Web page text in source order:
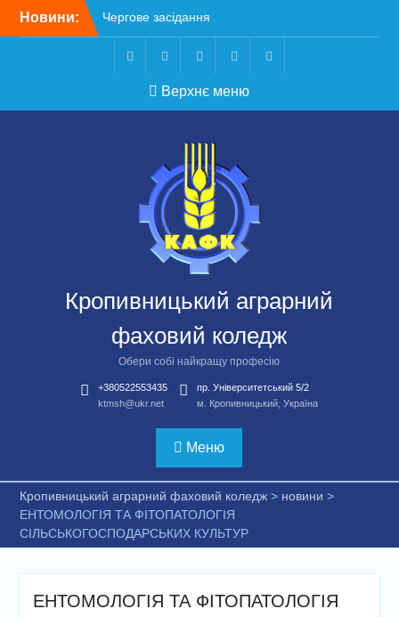
Новини:
Чергове засідання
стипендіальної комісії:
основні рішення
Небезпечні розваги
можуть коштувати життя
Крок до сучасної
Щасливої дороги,
випускники!
ВСТУП-2026
TelegramFacebookInstagram Youtube
Верхнє меню
Кропивницький аграрний
фаховий коледж
Обери собі найкращу професію
+380522553435
ktmsh@ukr.net
пр. Університетський 5/2
м. Кропивницький, Україна
Меню
Кропивницький аграрний фаховий коледж> новини >
ЕНТОМОЛОГІЯ ТА ФІТОПАТОЛОГІЯ
СІЛЬСЬКОГОСПОДАРСЬКИХ КУЛЬТУР
ЕНТОМОЛОГІЯ ТА ФІТОПАТОЛОГІЯ